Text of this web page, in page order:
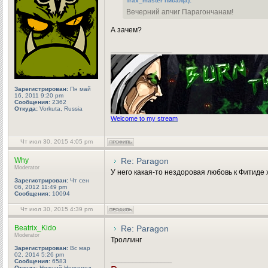
Зарегистрирован: Пн май
16, 2011 9:20 pm
Сообщения: 2362
Откуда: Vorkuta, Russia
Вечерний апчиг Парагончанам!
А зачем?
Welcome to my stream
Чт июл 30, 2015 4:05 pm
Why
Moderator
Зарегистрирован: Чт сен
06, 2012 11:49 pm
Сообщения: 10094
Re: Paragon
У него какая-то нездоровая любовь к Фитиде
Чт июл 30, 2015 4:39 pm
Beatrix_Kido
Moderator
Зарегистрирован: Вс мар
02, 2014 5:26 pm
Сообщения: 6583
Re: Paragon
Троллинг